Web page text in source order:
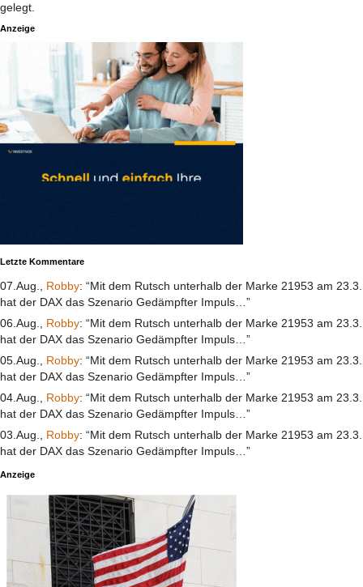
gelegt.
Anzeige
Letzte Kommentare
07.Aug., Robby: “Mit dem Rutsch unterhalb der Marke 21953 am 23.3.
hat der DAX das Szenario Gedämpfter Impuls…”
06.Aug., Robby: “Mit dem Rutsch unterhalb der Marke 21953 am 23.3.
hat der DAX das Szenario Gedämpfter Impuls…”
05.Aug., Robby: “Mit dem Rutsch unterhalb der Marke 21953 am 23.3.
hat der DAX das Szenario Gedämpfter Impuls…”
04.Aug., Robby: “Mit dem Rutsch unterhalb der Marke 21953 am 23.3.
hat der DAX das Szenario Gedämpfter Impuls…”
03.Aug., Robby: “Mit dem Rutsch unterhalb der Marke 21953 am 23.3.
hat der DAX das Szenario Gedämpfter Impuls…”
Anzeige